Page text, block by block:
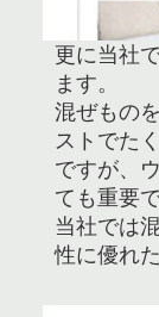
更に当社
ます。
混ぜもの
ストでた
ですが、
ても重要で
当社では
性に優れ